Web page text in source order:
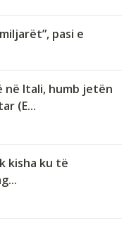
pasi e
në Itali, humb jetën
(E...
kisha ku të